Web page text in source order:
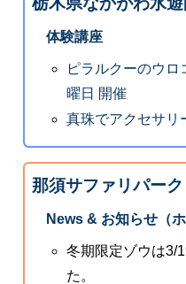
体験講座
ピラルクーのウロ
曜日 開催
真珠でアクセサリ
那須サファリパーク
News & お知らせ（ホ
冬期限定ゾウは3/
た。